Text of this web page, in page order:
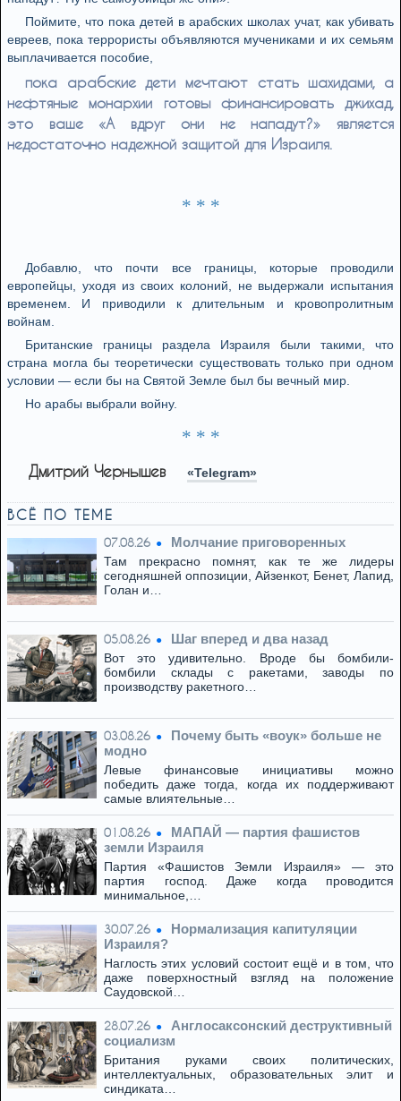
Поймите, что пока детей в арабских школах учат, как убивать
евреев, пока террористы объявляются мучениками и их семьям
выплачивается пособие,
пока арабские дети мечтают стать шахидами, а
нефтяные монархии готовы финансировать джихад,
это ваше «А вдруг они не нападут?» является
недостаточно надежной защитой для Израиля.
* * *
Добавлю, что почти все границы, которые проводили
европейцы, уходя из своих колоний, не выдержали испытания
временем. И приводили к длительным и кровопролитным
войнам.
Британские границы раздела Израиля были такими, что
страна могла бы теоретически существовать только при одном
условии — если бы на Святой Земле был бы вечный мир.
Но арабы выбрали войну.
* * *
Дмитрий Чернышев «Telegram»
ВСЁ ПО ТЕМЕ
07.08.26 Молчание приговоренных
Там прекрасно помнят, как те же лидеры
сегодняшней оппозиции, Айзенкот, Бенет, Лапид,
Голан и…
05.08.26 Шаг вперед и два назад
Вот это удивительно. Вроде бы бомбили-
бомбили склады с ракетами, заводы по
производству ракетного…
03.08.26
Почему быть «воук» больше не
модно
Левые финансовые инициативы можно
победить даже тогда, когда их поддерживают
самые влиятельные…
01.08.26
МАПАЙ — партия фашистов
земли Израиля
Партия «Фашистов Земли Израиля» — это
партия господ. Даже когда проводится
минимальное,…
30.07.26
Нормализация капитуляции
Израиля?
Наглость этих условий состоит ещё и в том, что
даже поверхностный взгляд на положение
Саудовской…
28.07.26
Англосаксонский деструктивный
социализм
Британия руками своих политических,
интеллектуальных, образовательных элит и
синдиката…